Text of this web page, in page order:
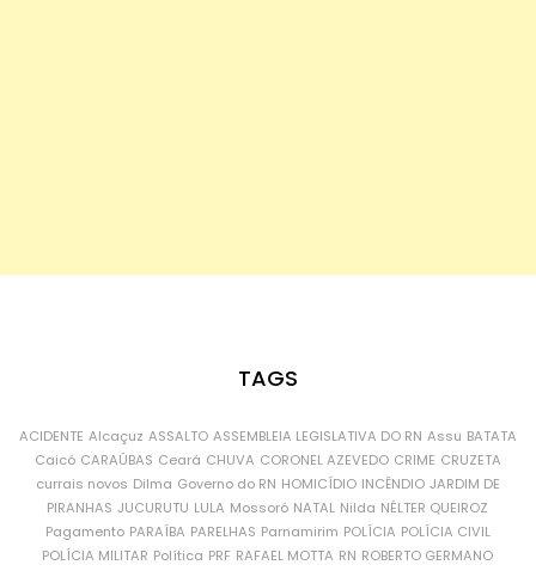
TAGS
ACIDENTE Alcaçuz ASSALTO ASSEMBLEIA LEGISLATIVA DO RN Assu BATATA
Caicó CARAÚBAS Ceará CHUVA CORONEL AZEVEDO CRIME CRUZETA
currais novos Dilma Governo do RN HOMICÍDIO INCÊNDIO JARDIM DE
PIRANHAS JUCURUTU LULA Mossoró NATAL Nilda NÉLTER QUEIROZ
Pagamento PARAÍBA PARELHAS Parnamirim POLÍCIA POLÍCIA CIVIL
POLÍCIA MILITAR Política PRF RAFAEL MOTTA RN ROBERTO GERMANO